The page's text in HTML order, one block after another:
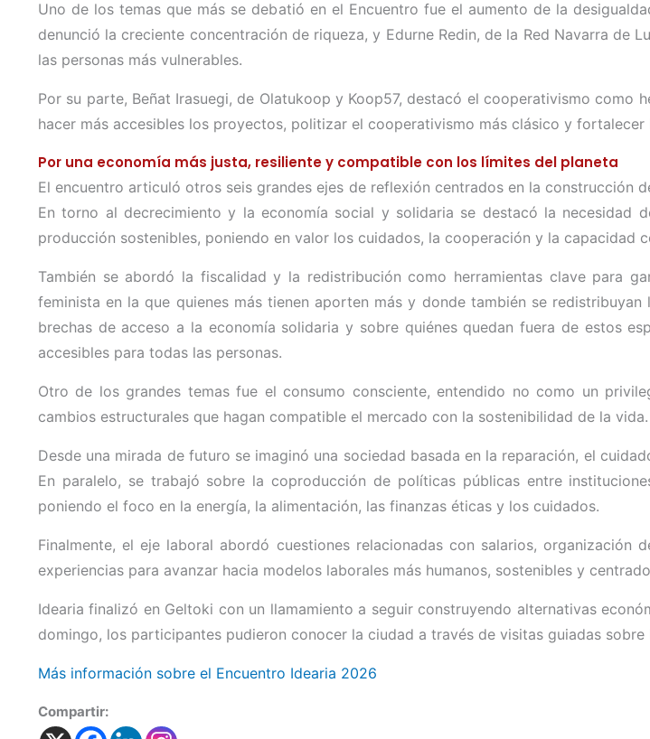
Uno de los temas que más se debatió en el Encuentro fue el aumento de la
denunció la creciente concentración de riqueza, y Edurne Redin, de la Red Navarra
las personas más vulnerables.
Por su parte, Beñat Irasuegi, de Olatukoop y Koop57, destacó el cooperativismo como
hacer más accesibles los proyectos, politizar el cooperativismo más clásico y
Por una economía más justa, resiliente y compatible con los límites del planeta
El encuentro articuló otros seis grandes ejes de reflexión centrados en la construcción
En torno al decrecimiento y la economía social y solidaria se destacó la necesidad
producción sostenibles, poniendo en valor los cuidados, la cooperación y la capacidad
También se abordó la fiscalidad y la redistribución como herramientas clave para
feminista en la que quienes más tienen aporten más y donde también se
brechas de acceso a la economía solidaria y sobre quiénes quedan fuera de estos
accesibles para todas las personas.
Otro de los grandes temas fue el consumo consciente, entendido no como un
cambios estructurales que hagan compatible el mercado con la sostenibilidad de la vida.
Desde una mirada de futuro se imaginó una sociedad basada en la reparación, el
En paralelo, se trabajó sobre la coproducción de políticas públicas entre
poniendo el foco en la energía, la alimentación, las finanzas éticas y los cuidados.
Finalmente, el eje laboral abordó cuestiones relacionadas con salarios,
experiencias para avanzar hacia modelos laborales más humanos, sostenibles y
Idearia finalizó en Geltoki con un llamamiento a seguir construyendo alternativas
domingo, los participantes pudieron conocer la ciudad a través de visitas guiadas
Más información sobre el Encuentro Idearia 2026
Compartir: